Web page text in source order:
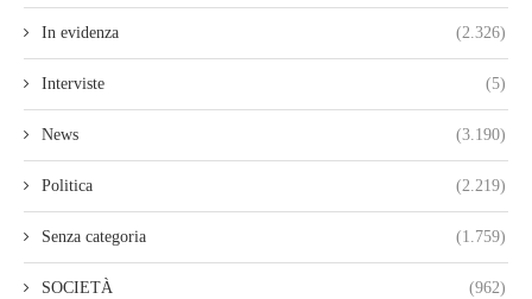
In evidenza (2.326)
Interviste (5)
News (3.190)
Politica (2.219)
Senza categoria (1.759)
SOCIETÀ (962)